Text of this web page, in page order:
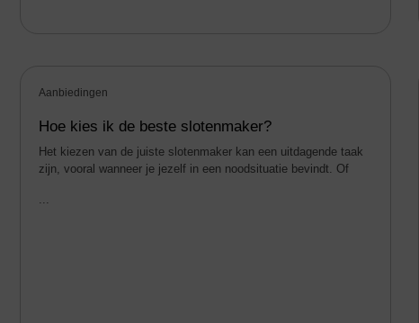
Aanbiedingen
Hoe kies ik de beste slotenmaker?
Het kiezen van de juiste slotenmaker kan een uitdagende taak
zijn, vooral wanneer je jezelf in een noodsituatie bevindt. Of